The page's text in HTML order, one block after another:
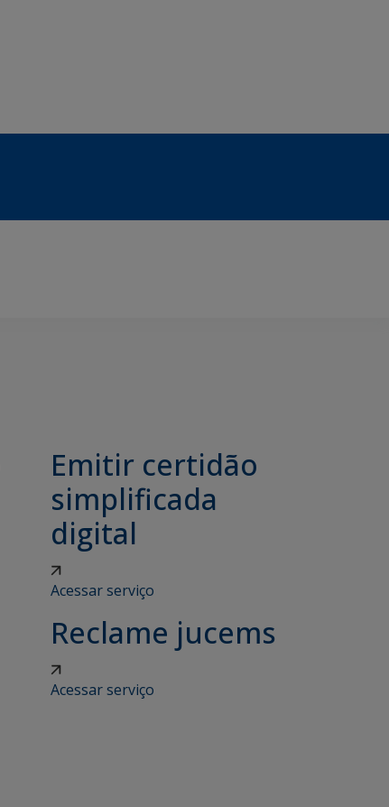
Emitir certidão
simplificada
digital
Acessar serviço
Reclame jucems
Acessar serviço